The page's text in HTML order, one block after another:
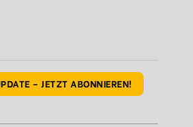
nicht allein!
– JETZT ABONNIEREN!